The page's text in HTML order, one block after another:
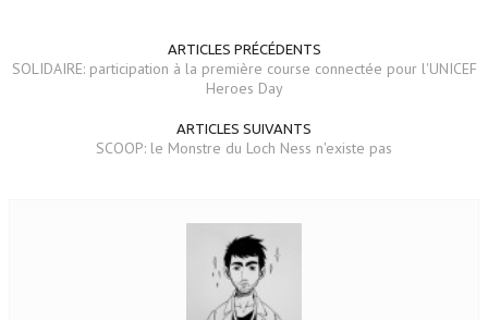
ARTICLES PRÉCÉDENTS
SOLIDAIRE: participation à la première course connectée pour l'UNICEF
Heroes Day
ARTICLES SUIVANTS
SCOOP: le Monstre du Loch Ness n'existe pas